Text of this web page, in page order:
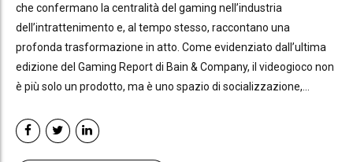
che confermano la centralità del gaming nell’industria
dell’intrattenimento e, al tempo stesso, raccontano una
profonda trasformazione in atto. Come evidenziato dall’ultima
edizione del Gaming Report di Bain & Company, il videogioco non
è più solo un prodotto, ma è uno spazio di socializzazione,...